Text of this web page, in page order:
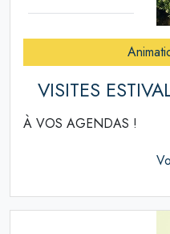
VISITES
À VOS AGENDAS !